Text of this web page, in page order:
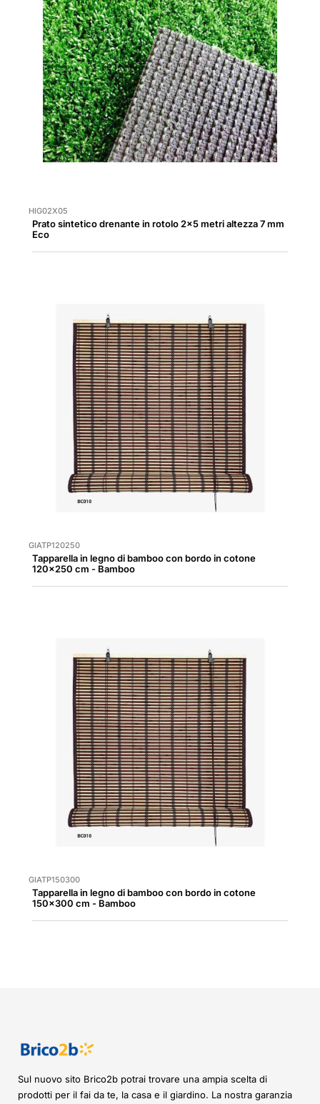
HIG02X05
Prato sintetico drenante in rotolo 2x5 metri altezza 7 mm
Eco
GIATP120250
Tapparella in legno di bamboo con bordo in cotone
120x250 cm - Bamboo
GIATP150300
Tapparella in legno di bamboo con bordo in cotone
150x300 cm - Bamboo
Sul nuovo sito Brico2b potrai trovare una ampia scelta di
prodotti per il fai da te, la casa e il giardino. La nostra garanzia